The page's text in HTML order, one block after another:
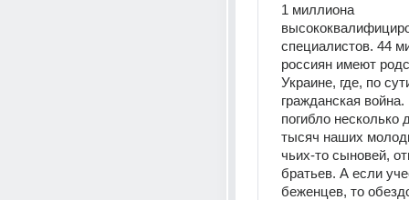
1 миллиона
специалистов. 44
россиян имеют
Украине, где, по
гражданская
погибло несколько
тысяч наших
чьих-то сыновей,
братьев. А если
беженцев, то